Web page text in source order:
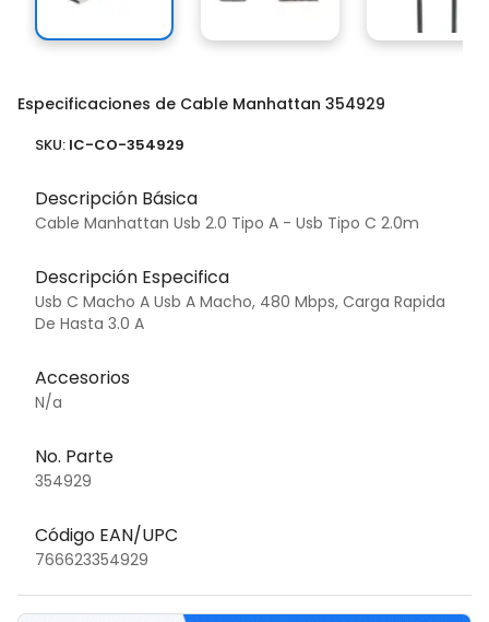
Especificaciones de Cable Manhattan 354929
SKU: IC-CO-354929
Descripción Básica
Cable Manhattan Usb 2.0 Tipo A - Usb Tipo C 2.0m
Descripción Especifica
Usb C Macho A Usb A Macho, 480 Mbps, Carga Rapida
De Hasta 3.0 A
Accesorios
N/a
No. Parte
354929
Código EAN/UPC
766623354929